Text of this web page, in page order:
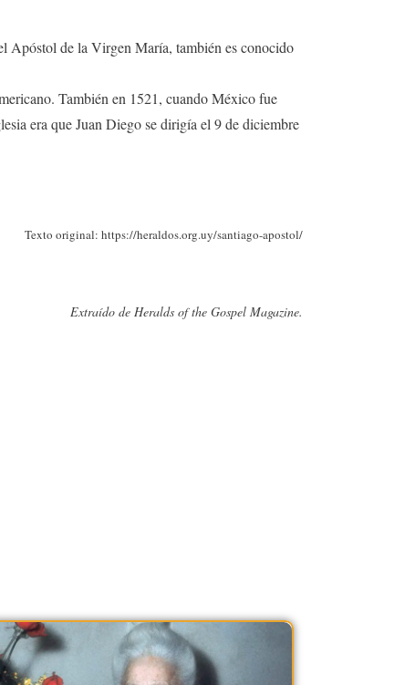
Apóstol de la Virgen María, también es conocido
También en 1521, cuando México fue
era que Juan Diego se dirigía el 9 de diciembre
Texto original: https://heraldos.org.uy/santiago-apostol/
Extraído de Heralds of the Gospel Magazine.